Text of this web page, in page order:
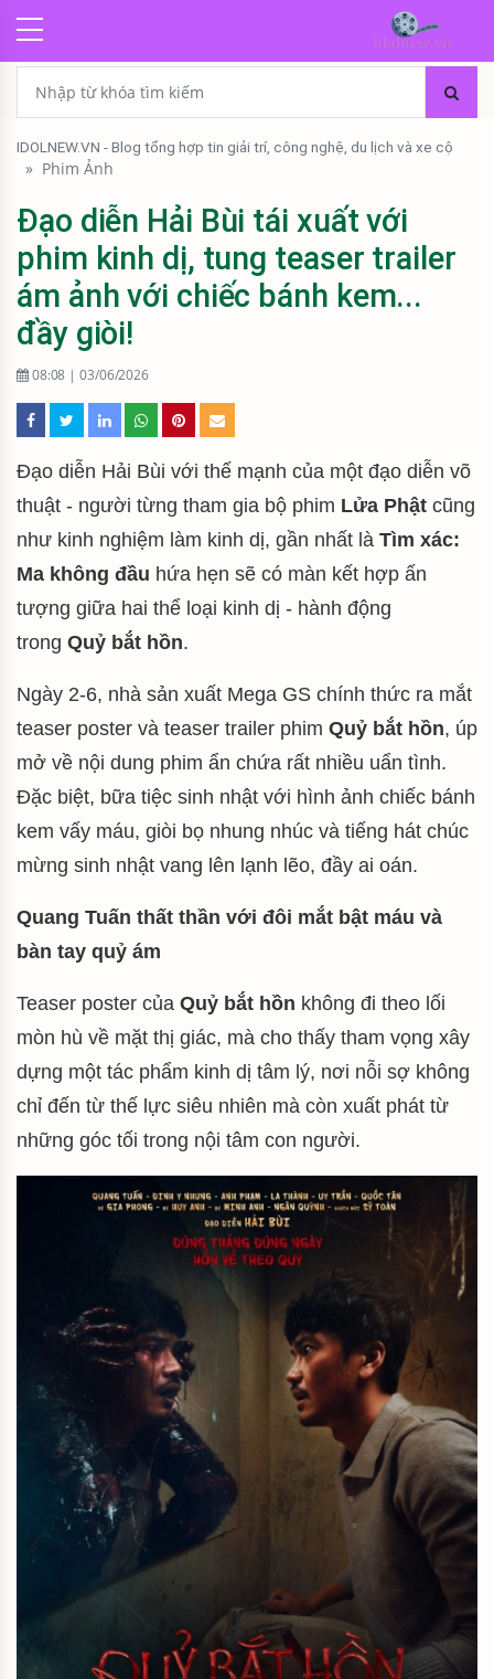
IDOLNEW.VN - Blog tổng hợp tin giải trí, công nghệ, du lịch và xe cộ
» Phim Ảnh
Đạo diễn Hải Bùi tái xuất với
phim kinh dị, tung teaser trailer
ám ảnh với chiếc bánh kem...
đầy giòi!
08:08 | 03/06/2026
Đạo diễn Hải Bùi với thế mạnh của một đạo diễn võ
thuật - người từng tham gia bộ phim Lửa Phật cũng
như kinh nghiệm làm kinh dị, gần nhất là Tìm xác:
Ma không đầu hứa hẹn sẽ có màn kết hợp ấn
tượng giữa hai thể loại kinh dị - hành động
trong Quỷ bắt hồn.
Ngày 2-6, nhà sản xuất Mega GS chính thức ra mắt
teaser poster và teaser trailer phim Quỷ bắt hồn, úp
mở về nội dung phim ẩn chứa rất nhiều uẩn tình.
Đặc biệt, bữa tiệc sinh nhật với hình ảnh chiếc bánh
kem vấy máu, giòi bọ nhung nhúc và tiếng hát chúc
mừng sinh nhật vang lên lạnh lẽo, đầy ai oán.
Quang Tuấn thất thần với đôi mắt bật máu và
bàn tay quỷ ám
Teaser poster của Quỷ bắt hồn không đi theo lối
mòn hù về mặt thị giác, mà cho thấy tham vọng xây
dựng một tác phẩm kinh dị tâm lý, nơi nỗi sợ không
chỉ đến từ thế lực siêu nhiên mà còn xuất phát từ
những góc tối trong nội tâm con người.